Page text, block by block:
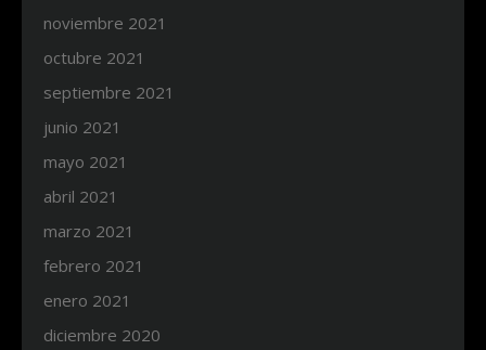
noviembre 2021
octubre 2021
septiembre 2021
junio 2021
mayo 2021
abril 2021
marzo 2021
febrero 2021
enero 2021
diciembre 2020